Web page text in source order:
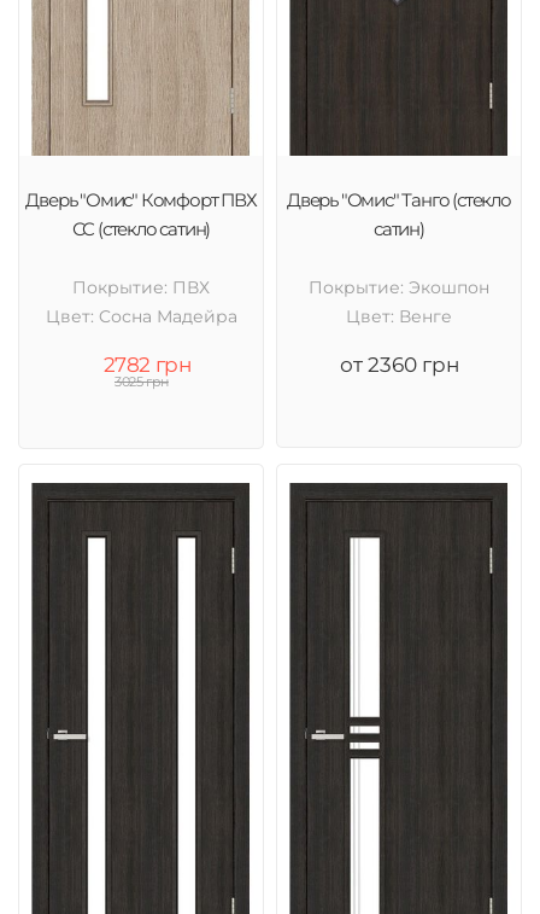
Дверь "Омис" Комфорт ПВХ
СС (стекло сатин)
Покрытие: ПВХ
Цвет: Cосна Мадейра
2782 грн
3025 грн
Дверь "Омис" Танго (стекло
сатин)
Покрытие: Экошпон
Цвет: Венге
от 2360 грн